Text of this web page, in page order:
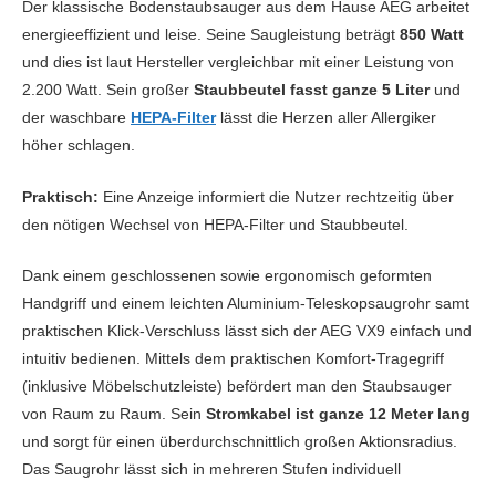
Der klassische Bodenstaubsauger aus dem Hause AEG arbeitet
energieeffizient und leise. Seine Saugleistung beträgt 850 Watt
und dies ist laut Hersteller vergleichbar mit einer Leistung von
2.200 Watt. Sein großer Staubbeutel fasst ganze 5 Literund
der waschbare HEPA-Filterlässt die Herzen aller Allergiker
höher schlagen.
Praktisch: Eine Anzeige informiert die Nutzer rechtzeitig über
den nötigen Wechsel von HEPA-Filter und Staubbeutel.
Dank einem geschlossenen sowie ergonomisch geformten
Handgriff und einem leichten Aluminium-Teleskopsaugrohr samt
praktischen Klick-Verschluss lässt sich der AEG VX9 einfach und
intuitiv bedienen. Mittels dem praktischen Komfort-Tragegriff
(inklusive Möbelschutzleiste) befördert man den Staubsauger
von Raum zu Raum. Sein Stromkabel ist ganze 12 Meter lang
und sorgt für einen überdurchschnittlich großen Aktionsradius.
Das Saugrohr lässt sich in mehreren Stufen individuell